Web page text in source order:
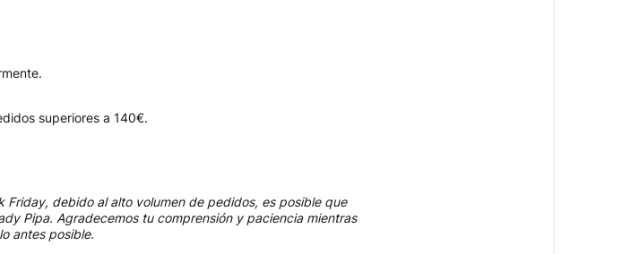
superiores a 140€.
Friday, debido al alto volumen de pedidos, es posible que
Pipa. Agradecemos tu comprensión y paciencia mientras
antes posible.